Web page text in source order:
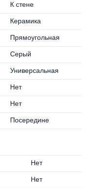
К стене
Керамика
Прямоугольная
Серый
Универсальная
Нет
Нет
Посередине
Нет
Нет